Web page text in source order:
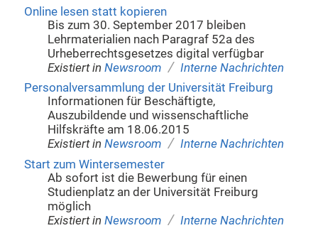
Online lesen statt kopieren
Bis zum 30. September 2017 bleiben
Lehrmaterialien nach Paragraf 52a des
Urheberrechtsgesetzes digital verfügbar
Existiert in Newsroom / Interne Nachrichten
Personalversammlung der Universität Freiburg
Informationen für Beschäftigte,
Auszubildende und wissenschaftliche
Hilfskräfte am 18.06.2015
Existiert in Newsroom / Interne Nachrichten
Start zum Wintersemester
Ab sofort ist die Bewerbung für einen
Studienplatz an der Universität Freiburg
möglich
Existiert in Newsroom / Interne Nachrichten